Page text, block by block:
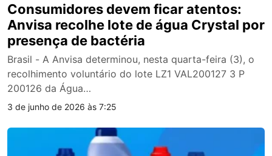
Consumidores devem ficar atentos:
Anvisa recolhe lote de água Crystal por
presença de bactéria
Brasil - A Anvisa determinou, nesta quarta-feira (3), o
recolhimento voluntário do lote LZ1 VAL200127 3 P
200126 da Água…
3 de junho de 2026 às 7:25